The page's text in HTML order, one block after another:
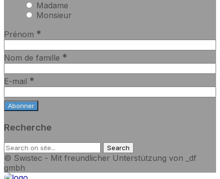
Madame
Monsieur
Prénom *
Nom de famille *
E-mail *
Recherche
© Swistec - Mit freundlicher Unterstützung von _df
gmbh